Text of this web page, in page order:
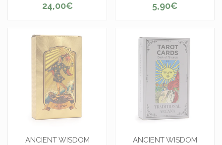
24,00€ 5,90€
ANCIENT WISDOM
ANCIENT WISDOM